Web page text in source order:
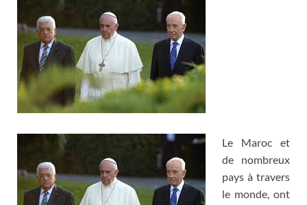
Le Maroc et
de nombreux
pays à travers
le monde, ont